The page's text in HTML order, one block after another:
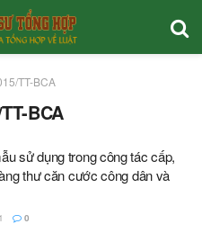
TT-BCA
BCA
sử dụng trong công tác cấp,
thư căn cước công dân và
0